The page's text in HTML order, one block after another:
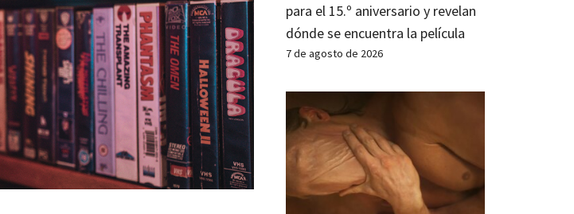
para el 15.º aniversario y revelan
dónde se encuentra la película
7 de agosto de 2026